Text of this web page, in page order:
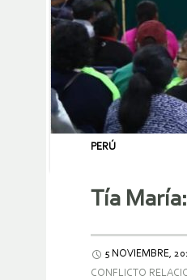
PERÚ
Tía
5 NOVIEMBRE,
CONFLICTO